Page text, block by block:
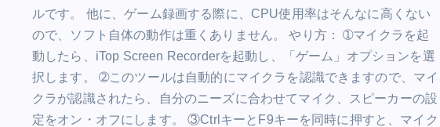
ルです。 他に、ゲーム録画する際に、CPU使用率はそんなに高くない
ので、ソフト自体の動作は重くありません。 やり方： ➀マイクラを起
動したら、iTop Screen Recorderを起動し、「ゲーム」オプションを選
択します。 ➁このツールは自動的にマイクラを認識できますので、マイ
クラが認識されたら、自分のニーズに合わせてマイク、スピーカーの設
定をオン・オフにします。 ③CtrlキーとF9キーを同時に押すと、マイク